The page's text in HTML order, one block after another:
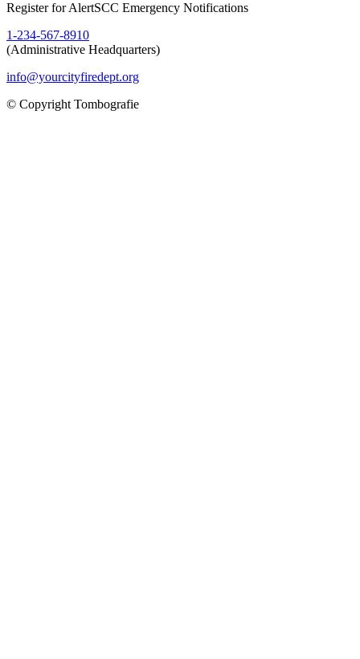
Register for AlertSCC Emergency Notifications
1-234-567-8910
(Administrative Headquarters)
info@yourcityfiredept.org
© Copyright Tombografie